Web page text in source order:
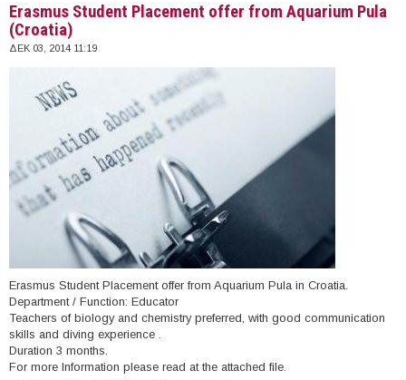
Erasmus Student Placement offer from Aquarium Pula
(Croatia)
ΔΕΚ 03, 2014 11:19
Erasmus Student Placement offer from Aquarium Pula in Croatia.
Department / Function: Educator
Teachers of biology and chemistry preferred, with good communication
skills and diving experience .
Duration 3 months.
For more Information please read at the attached file.